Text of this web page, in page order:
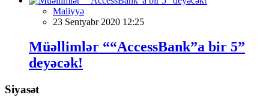
Maliyyə
23 Sentyabr 2020 12:25
Müəllimlər ““AccessBank”a bir 5”
deyəcək!
Siyasət